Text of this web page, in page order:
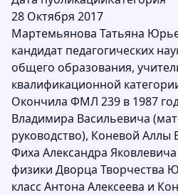
28 Октября 2017
Мартемьянова Татьяна
кандидат педагогических
общего образования,
квалификационной
Окончила ФМЛ 239 в 1987
Владимира Васильевича
руководство), Коневой Аллы
Фиха Александра
физики Дворца Творчества
класс Антона Алексеева и